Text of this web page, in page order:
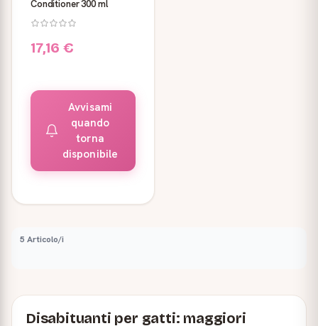
Conditioner 300 ml
17,16 €
Avvisami
quando
torna
disponibile
5 Articolo/i
Disabituanti per gatti: maggiori